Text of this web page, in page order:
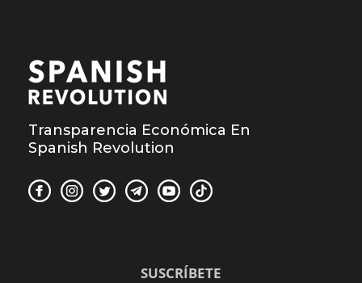
Transparencia Económica En
Spanish Revolution
SUSCRÍBETE